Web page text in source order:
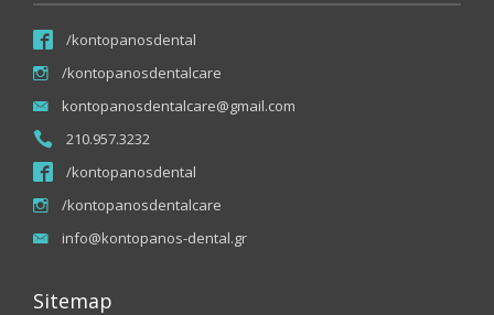
/kontopanosdental
/kontopanosdentalcare
kontopanosdentalcare@gmail.com
210.957.3232
/kontopanosdental
/kontopanosdentalcare
info@kontopanos-dental.gr
Sitemap